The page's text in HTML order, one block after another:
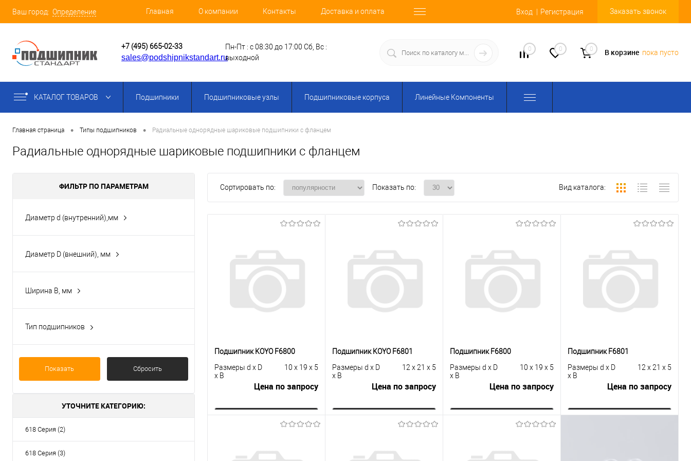
Ваш город: Определение Главная О компании Контакты Доставка и оплата Вход Регистрация Заказать звонок
+7 (495) 665-02-33
sales@podshipnikstandart.ru
Пн-Пт : с 08:30 до 17:00 Сб, Вс :
выходной
0 0 0 В корзине пока пусто
КАТАЛОГ ТОВАРОВ Подшипники Подшипниковые узлы Подшипниковые корпуса Линейные Компоненты
Главная страница • Типы подшипников • Радиальные однорядные шариковые подшипники с фланцем
Радиальные однорядные шариковые подшипники с фланцем
ФИЛЬТР ПО ПАРАМЕТРАМ
Диаметр d (внутренний),мм
Диаметр D (внешний), мм
Ширина B, мм
Тип подшипников
Показать Сбросить
УТОЧНИТЕ КАТЕГОРИЮ:
618 Серия (2)
618 Серия (3)
Сортировать по: Показать по: Вид каталога:
Подшипник KOYO F6800
Размеры d x D
x B
10 x 19 x 5
Цена по запросу
Запросить цену
Купить в 1
Подшипник KOYO F6801
Размеры d x D
x B
12 x 21 x 5
Цена по запросу
Запросить цену
Купить в 1
Подшипник F6800
Размеры d x D
x B
10 x 19 x 5
Цена по запросу
Запросить цену
Купить в 1
Подшипник F6801
Размеры d x D
x B
12 x 21 x 5
Цена по запросу